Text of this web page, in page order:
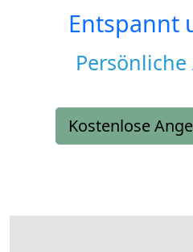
Entspannt
Kostenlose